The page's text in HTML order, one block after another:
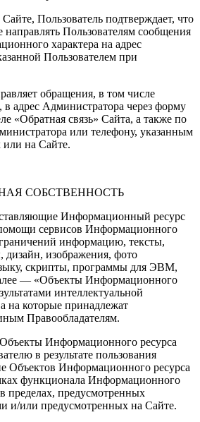
Пользователь подтверждает, что
Пользователям сообщения
характера на адрес
Пользователем при
обращения, в том числе
адрес Администратора через форму
«Обратная связь» Сайта, а также по
или телефону, указанным
на Сайте.
СОБСТВЕННОСТЬ
Информационный ресурс
сервисов Информационного
информацию, тексты,
дизайн, изображения, фото
скрипты, программы для ЭВМ,
— «Объекты Информационного
интеллектуальной
на которые принадлежат
Правообладателям.
Информационного ресурса
в результате пользования
Объектов Информационного ресурса
функционала Информационного
пределах, предусмотренных
и/или предусмотренных на Сайте.